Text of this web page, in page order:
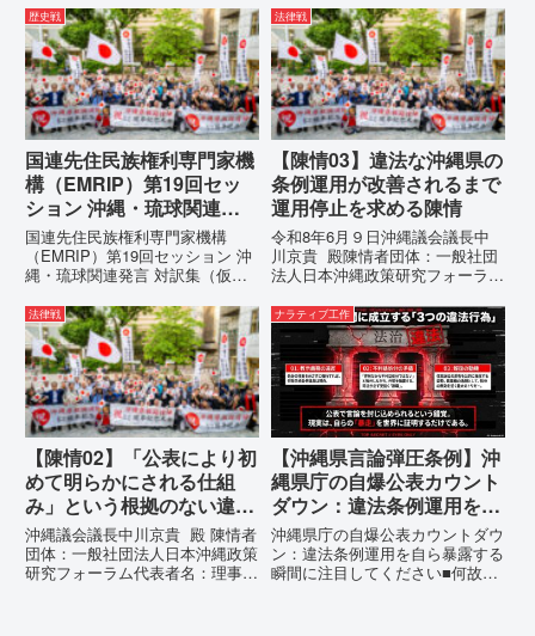
強行しようとしている「仲村覚の
実名公表」。行政側はこの行為
を、特定の個人を社会的制裁に追
い込むための「仕上げ」だと考え
て...
所：沖縄県那覇市電 話：
080- 実名公表という不利益処分
を啓発との詭弁による言論弾圧条
例の即時運用停止を求める陳情
1...
歴史戦
国連先住民族権利専門家機
構（EMRIP）第19回セッ
ション 沖縄・琉球関連発
言 対訳集（仮訳）
国連先住民族権利専門家機構
（EMRIP）第19回セッション 沖
縄・琉球関連発言 対訳集（仮
（EMRIP）の各会合において行
われた、沖縄・琉球の先住民族指
定、PFAS（有機フッ素化合物）
問題、米軍基地、伝統文化（...
法律戦
【陳情03】違法な沖縄県の
条例運用が改善されるまで
運用停止を求める陳情
令和8年6月９日沖縄議会議長中
川京貴 殿陳情者団体：一般社団
法人日本沖縄政策研究フォーラム
所：沖縄県那覇市電 話：080-違
法な沖縄県の条例運用が改善され
るまで運用停止を求める陳情陳情
の趣旨沖縄県は、「沖縄県...
法律戦
【陳情02】「公表により初
めて明らかにされる仕組
み」という根拠のない違法
運用の指摘と条例運用の停
止を求める陳情書
沖縄議会議長中川京貴 殿 陳情者
団体：一般社団法人日本沖縄政策
研究フォーラム代表者名：理事
ナラティブ工作
【沖縄県言論弾圧条例】沖
縄県庁の自爆公表カウント
ダウン：違法条例運用を自
ら暴露する瞬間に注目して
ください
沖縄県庁の自爆公表カウントダウ
ン：違法条例運用を自ら暴露する
瞬間に注目してください■何故、